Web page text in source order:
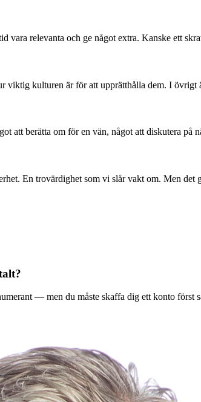
vara relevanta och ge något extra. Kanske ett
viktig kulturen är för att upprätthålla dem. I övrigt
att berätta om för en vän, något att diskutera på
En trovärdighet som vi slår vakt om. Men
— men du måste skaffa dig ett konto först